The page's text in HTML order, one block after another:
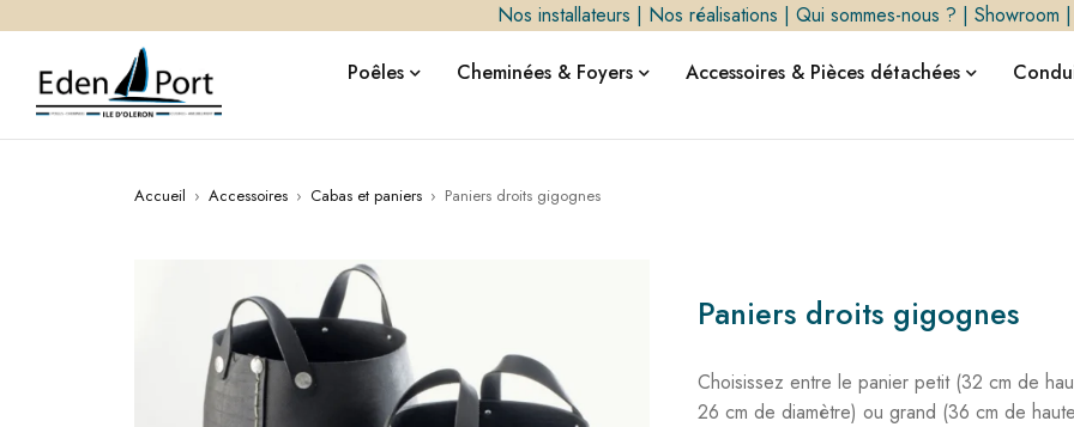
Nos installateurs | Nos réalisations | Qui sommes-nous ? | Showroom |
Poêles Cheminées & Foyers Accessoires & Pièces détachées
Accueil › Accessoires › Cabas et paniers › Paniers droits gigognes
Paniers droits gigognes
Choisissez entre le panier petit (32 cm de
26 cm de diamètre) ou grand (36 cm de